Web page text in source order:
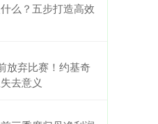
么？五步打造高效
放弃比赛！约基奇
去意义